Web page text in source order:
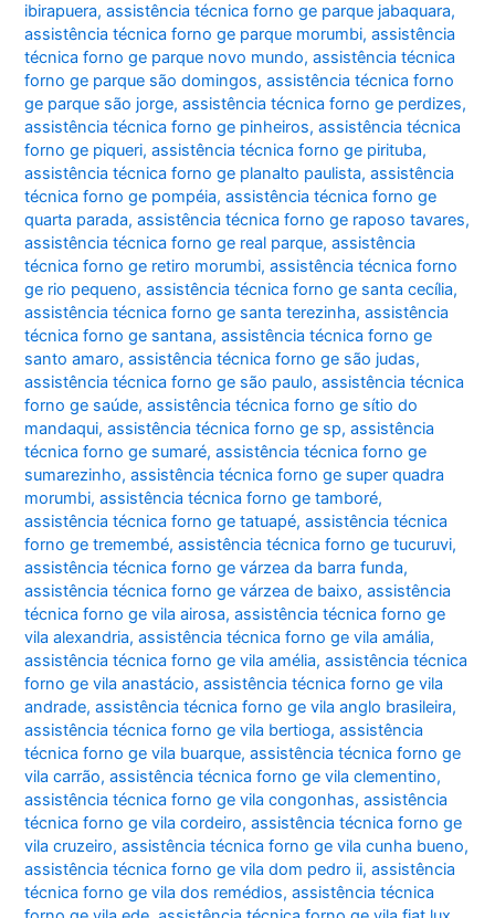
ibirapuera,assistência técnica forno ge parque jabaquara,
assistência técnica forno ge parque morumbi,assistência
técnica forno ge parque novo mundo,assistência técnica
forno ge parque são domingos,assistência técnica forno
ge parque são jorge,assistência técnica forno ge perdizes,
assistência técnica forno ge pinheiros,assistência técnica
forno ge piqueri,assistência técnica forno ge pirituba,
assistência técnica forno ge planalto paulista,assistência
técnica forno ge pompéia,assistência técnica forno ge
quarta parada,assistência técnica forno ge raposo tavares,
assistência técnica forno ge real parque,assistência
técnica forno ge retiro morumbi,assistência técnica forno
ge rio pequeno,assistência técnica forno ge santa cecília,
assistência técnica forno ge santa terezinha,assistência
técnica forno ge santana,assistência técnica forno ge
santo amaro,assistência técnica forno ge são judas,
assistência técnica forno ge são paulo,assistência técnica
forno ge saúde,assistência técnica forno ge sítio do
mandaqui,assistência técnica forno ge sp,assistência
técnica forno ge sumaré,assistência técnica forno ge
sumarezinho,assistência técnica forno ge super quadra
morumbi,assistência técnica forno ge tamboré,
assistência técnica forno ge tatuapé,assistência técnica
forno ge tremembé,assistência técnica forno ge tucuruvi,
assistência técnica forno ge várzea da barra funda,
assistência técnica forno ge várzea de baixo,assistência
técnica forno ge vila airosa,assistência técnica forno ge
vila alexandria,assistência técnica forno ge vila amália,
assistência técnica forno ge vila amélia,assistência técnica
forno ge vila anastácio,assistência técnica forno ge vila
andrade,assistência técnica forno ge vila anglo brasileira,
assistência técnica forno ge vila bertioga,assistência
técnica forno ge vila buarque,assistência técnica forno ge
vila carrão,assistência técnica forno ge vila clementino,
assistência técnica forno ge vila congonhas,assistência
técnica forno ge vila cordeiro,assistência técnica forno ge
vila cruzeiro,assistência técnica forno ge vila cunha bueno,
assistência técnica forno ge vila dom pedro ii,assistência
técnica forno ge vila dos remédios,assistência técnica